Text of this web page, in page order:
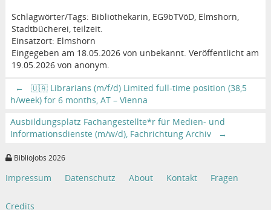
Schlagwörter/Tags: Bibliothekarin, EG9bTVöD, Elmshorn,
Stadtbücherei, teilzeit.
Einsatzort: Elmshorn
Eingegeben am 18.05.2026 von unbekannt. Veröffentlicht am
19.05.2026 von anonym.
←
🇺🇦 Librarians (m/f/d) Limited full-time position (38,5
h/week) for 6 months, AT – Vienna
Ausbildungsplatz Fachangestellte*r für Medien- und
Informationsdienste (m/w/d), Fachrichtung Archiv
→
BiblioJobs 2026
Impressum Datenschutz About Kontakt Fragen
Credits